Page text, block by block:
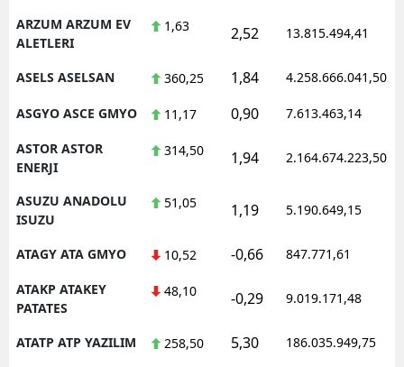
ARZUM ARZUM EV
ALETLERI
1,63 2,52 13.815.494,41
ASELS ASELSAN 360,25 1,84 4.258.666.041,50
ASGYO ASCE GMYO 11,17 0,90 7.613.463,14
ASTOR ASTOR
ENERJI
314,50 1,94 2.164.674.223,50
ASUZU ANADOLU
ISUZU
51,05 1,19 5.190.649,15
ATAGY ATA GMYO 10,52 -0,66 847.771,61
ATAKP ATAKEY
PATATES
48,10 -0,29 9.019.171,48
ATATP ATP YAZILIM 258,50 5,30 186.035.949,75